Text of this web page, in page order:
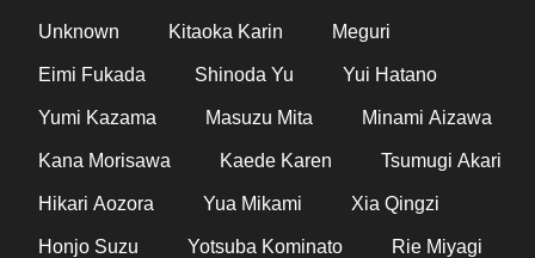
Unknown Kitaoka Karin Meguri
Eimi Fukada Shinoda Yu Yui Hatano
Yumi Kazama Masuzu Mita Minami Aizawa
Kana Morisawa Kaede Karen Tsumugi Akari
Hikari Aozora Yua Mikami Xia Qingzi
Honjo Suzu Yotsuba Kominato Rie Miyagi